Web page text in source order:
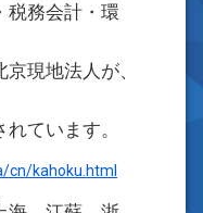
税務会計・環
現地法人が、
ています。
cn/kahoku.html